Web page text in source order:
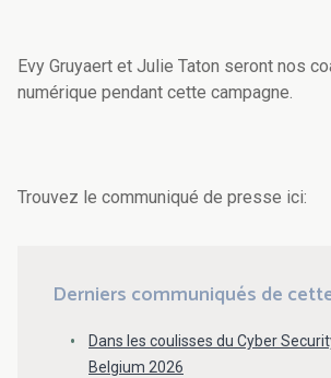
Evy Gruyaert et Julie Taton seront nos
numérique pendant cette campagne.
Trouvez le communiqué de presse ici:
Derniers communiqués de
Dans les coulisses du Cyber
Belgium 2026